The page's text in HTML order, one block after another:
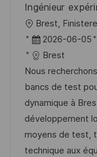
n
g
r
ö
f
f
e
n
t
l
i
Ingénieur
O
r
t
Brest,
D
a
t
u
m
d
e
r
2026-06-05
Brest
Nous
bancs de test
dynamique à
développement
moyens de test,
technique aux